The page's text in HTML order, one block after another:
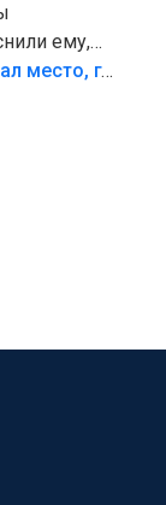
ему,
плохо!
«Попал на пику»: СК показал место, где был смертельно травмирован ребенок в Тольятти